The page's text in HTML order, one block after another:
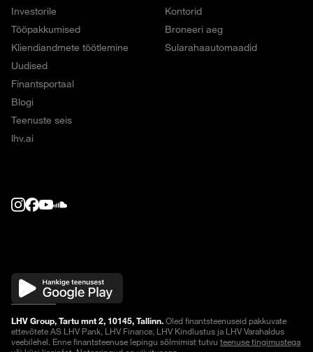
Investorile
Tööpakkumised
Kliendiandmete töötlemine
Uudised
Finantsportaal
Blogi
Teenuste seis
lhv.ai
Kontorid
Broneeri aeg
Sularahaautomaadid
LHV Group, Tartu mnt 2, 10145, Tallinn.Oled finantsteenuseid pakkuvate
ettevõtete AS LHV Pank, LHV Finance, LHV Kindlustus ja LHV Varahaldus
veebilehel. Enne finantsteenuse lepingu sõlmimist tutvu teenuse tingimustega